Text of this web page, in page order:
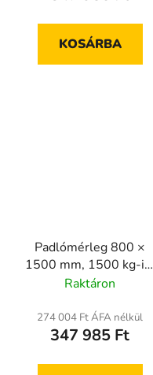
KOSÁRBA
Padlómérleg 800 ×
1500 mm, 1500 kg-ig,
hitelesített
Raktáron
274 004 Ft ÁFA nélkül
347 985 Ft